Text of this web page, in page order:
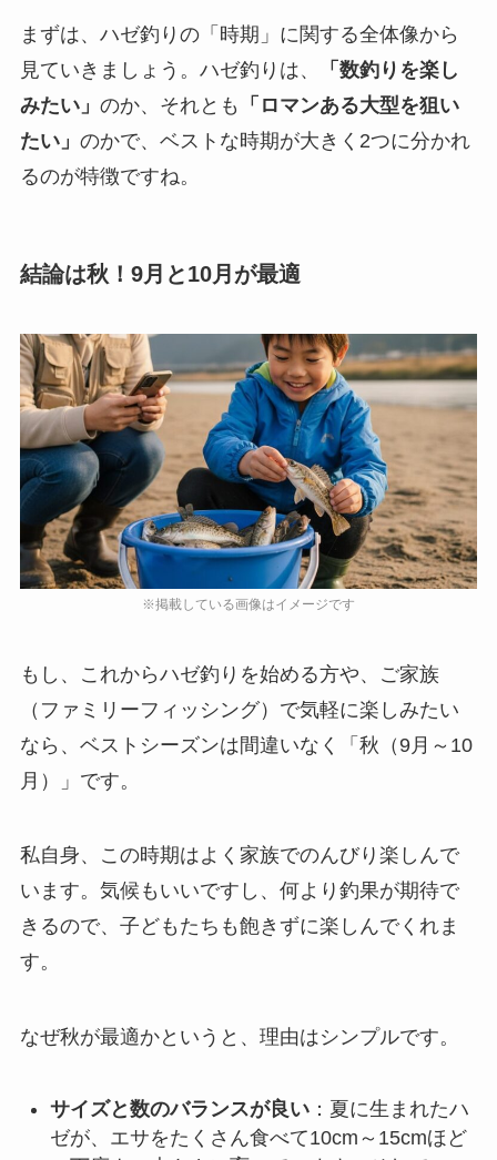
まずは、ハゼ釣りの「時期」に関する全体像から
見ていきましょう。ハゼ釣りは、
「数釣りを楽し
みたい」 のか、それとも
「ロマンある大型を狙い
たい」 のかで、ベストな時期が大きく2つに分かれ
るのが特徴ですね。
結論は秋！9月と10月が最適
もし、これからハゼ釣りを始める方や、ご家族
（ファミリーフィッシング）で気軽に楽しみたい
なら、ベストシーズンは間違いなく
「秋（9月～10
月）」 です。
私自身、この時期はよく家族でのんびり楽しんで
います。気候もいいですし、何より釣果が期待で
きるので、子どもたちも飽きずに楽しんでくれま
す。
なぜ秋が最適かというと、理由はシンプルです。
サイズと数のバランスが良い：夏に生まれたハ
ゼが、エサをたくさん食べて10cm～15cmほど